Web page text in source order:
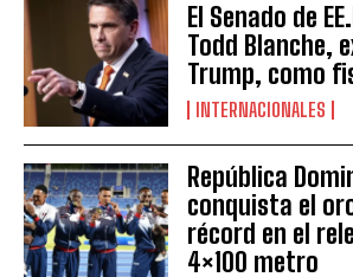
El Senado de
Todd Blanche,
Trump, como
INTERNACIONALES
República
conquista el
récord en el
4×100 metro